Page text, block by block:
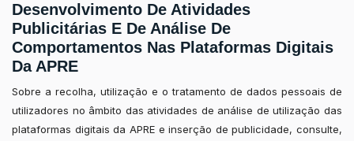
Desenvolvimento De Atividades
Publicitárias E De Análise De
Comportamentos Nas Plataformas Digitais
Da APRE
Sobre a recolha, utilização e o tratamento de dados pessoais de
utilizadores no âmbito das atividades de análise de utilização das
plataformas digitais da APRE e inserção de publicidade, consulte,